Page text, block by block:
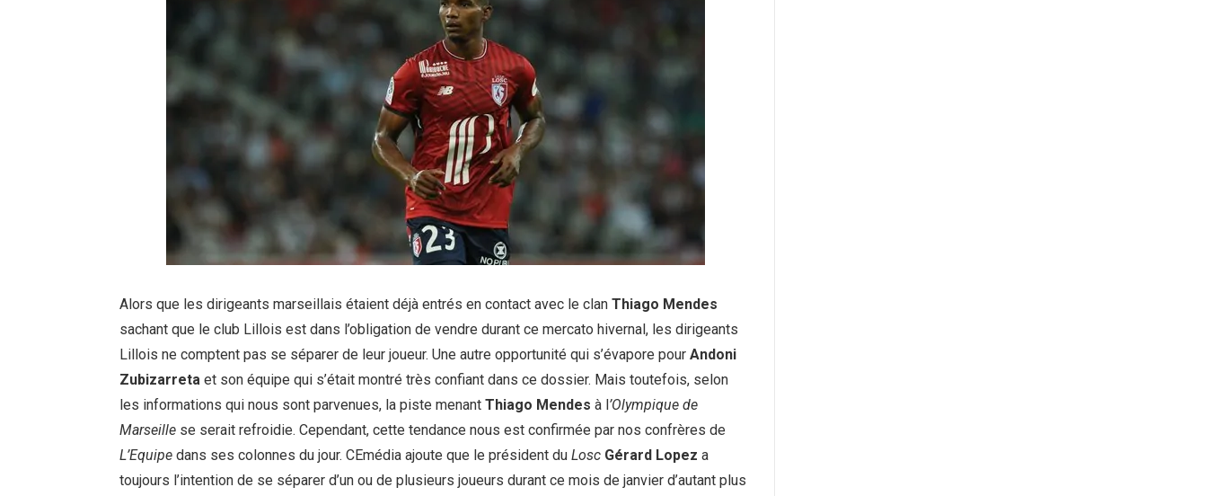
Alors que les dirigeants marseillais étaient déjà entrés en contact avec le clan Thiago Mendes
sachant que le club Lillois est dans l’obligation de vendre durant ce mercato hivernal, les dirigeants
Lillois ne comptent pas se séparer de leur joueur. Une autre opportunité qui s’évapore pour Andoni
Zubizarreta et son équipe qui s’était montré très confiant dans ce dossier. Mais toutefois, selon
les informations qui nous sont parvenues, la piste menant Thiago Mendes à l’Olympique de
Marseille se serait refroidie. Cependant, cette tendance nous est confirmée par nos confrères de
L’Equipe dans ses colonnes du jour. CEmédia ajoute que le président du Losc Gérard Lopez a
toujours l’intention de se séparer d’un ou de plusieurs joueurs durant ce mois de janvier d’autant plus